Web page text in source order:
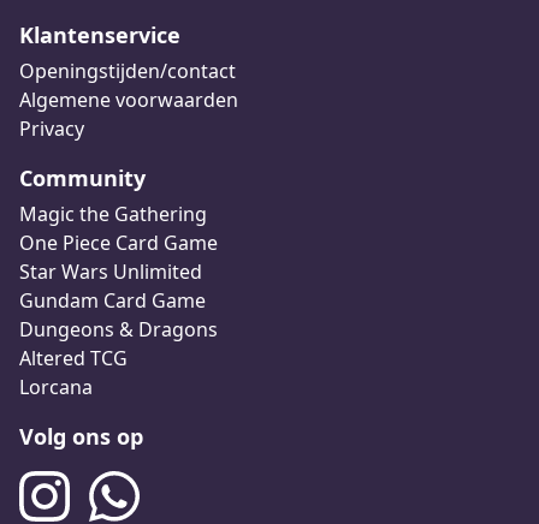
Klantenservice
Openingstijden/contact
Algemene voorwaarden
Privacy
Community
Magic the Gathering
One Piece Card Game
Star Wars Unlimited
Gundam Card Game
Dungeons & Dragons
Altered TCG
Lorcana
Volg ons op